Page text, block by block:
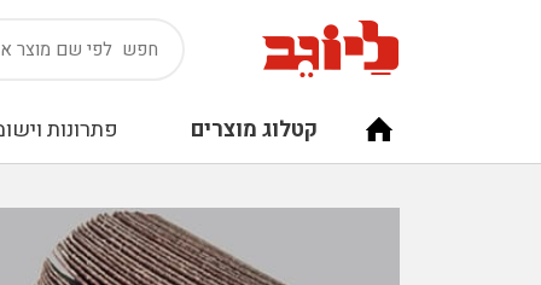
קטלוג מוצרים פתרונות